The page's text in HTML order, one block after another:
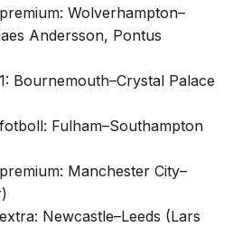
Wolverhampton–
Andersson, Pontus
Bournemouth–Crystal Palace
Fulham–Southampton
Manchester City–
Newcastle–Leeds (Lars